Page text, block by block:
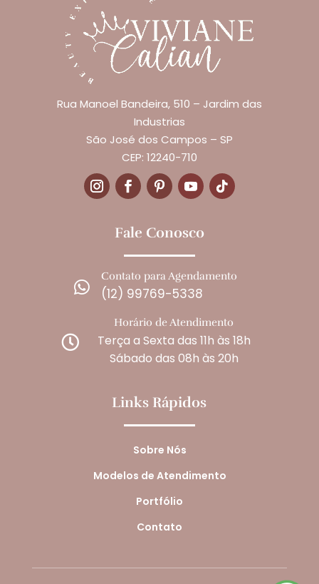
Rua Manoel Bandeira, 510 – Jardim das
Industrias
São José dos Campos – SP
CEP: 12240-710
Fale Conosco

Contato para Agendamento
(12) 99769-5338

Horário de Atendimento
Terça a Sexta das 11h às 18h
Sábado das 08h às 20h
Links Rápidos
Sobre Nós
Modelos de Atendimento
Portfólio
Contato